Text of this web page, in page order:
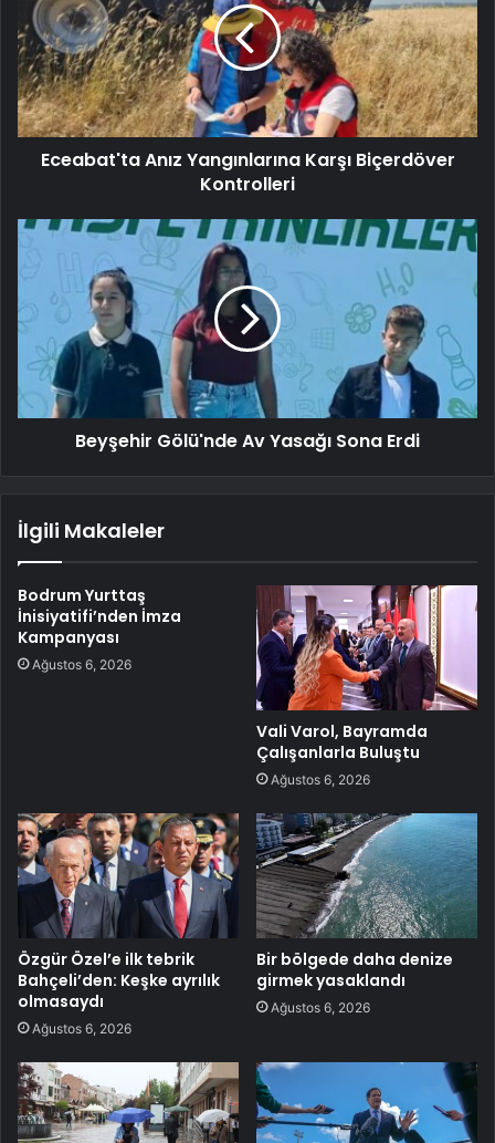
Eceabat'ta Anız Yangınlarına Karşı Biçerdöver
Kontrolleri
Beyşehir Gölü'nde Av Yasağı Sona Erdi
İlgili Makaleler
Bodrum Yurttaş
İnisiyatifi’nden İmza
Kampanyası
Ağustos 6, 2026
Vali Varol, Bayramda
Çalışanlarla Buluştu
Ağustos 6, 2026
Özgür Özel’e ilk tebrik
Bahçeli’den: Keşke ayrılık
olmasaydı
Ağustos 6, 2026
Bir bölgede daha denize
girmek yasaklandı
Ağustos 6, 2026